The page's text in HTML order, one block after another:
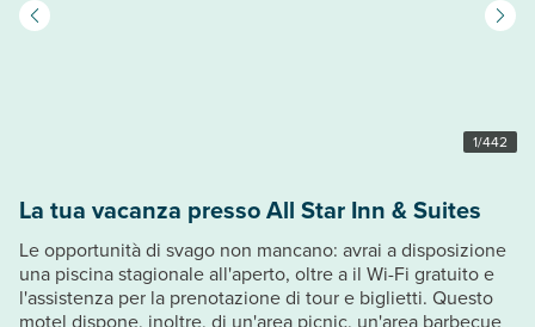
1/442
La tua vacanza presso All Star Inn & Suites
Le opportunità di svago non mancano: avrai a disposizione
una piscina stagionale all'aperto, oltre a il Wi-Fi gratuito e
l'assistenza per la prenotazione di tour e biglietti. Questo
motel dispone, inoltre, di un'area picnic, un'area barbecue